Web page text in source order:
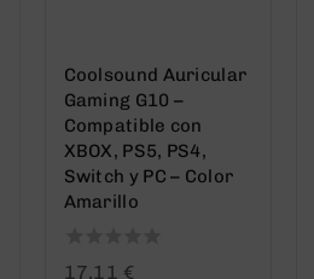
Coolsound Auricular
Gaming G10 –
Compatible con
XBOX, PS5, PS4,
Switch y PC – Color
Amarillo
0
17,11 €